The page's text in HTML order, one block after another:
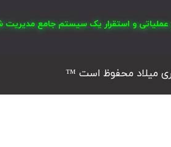
و عملیاتی و استقرار یک سیستم جامع
میلاد محفوظ است ™